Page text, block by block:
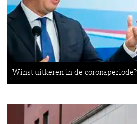
Winst uitkeren in de coronaperiode?